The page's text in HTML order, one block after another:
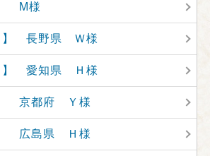
M様
】 長野県 Ｗ様
】 愛知県 Ｈ様
】 京都府 Ｙ様
】 広島県 Ｈ様